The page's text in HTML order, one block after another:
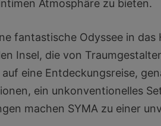
Atmosphäre zu bieten.
fantastische Odyssee in
Insel, die von
eine Entdeckungsreise,
ein unkonventionelles
machen SYMA zu einer